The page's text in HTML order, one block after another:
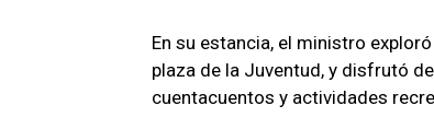
En su estancia, el ministro
plaza de la Juventud, y disfrutó
cuentacuentos y actividades